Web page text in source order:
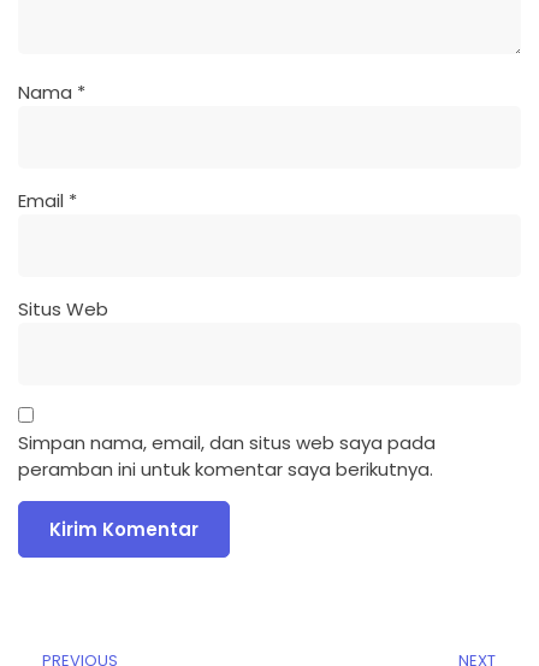
Nama *
Email *
Situs Web
Simpan nama, email, dan situs web saya pada
peramban ini untuk komentar saya berikutnya.
PREVIOUS NEXT